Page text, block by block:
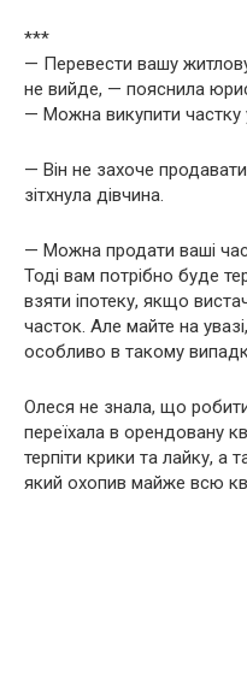
***
— Перевести вашу
не вийде, — пояснила
— Можна викупити
— Він не захоче
зітхнула дівчина.
— Можна продати ваші
Тоді вам потрібно буде
взяти іпотеку, якщо
часток. Але майте на
особливо в такому
Олеся не знала, що
переїхала в орендовану
терпіти крики та лайку, а
який охопив майже всю